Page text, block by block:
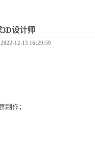
3D设计师
12-13 16:29:59
制作；